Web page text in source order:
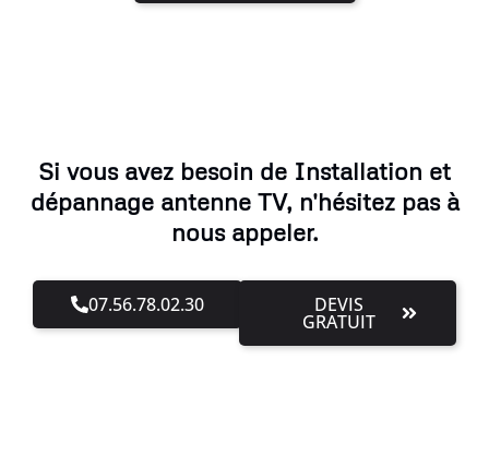
Si vous avez besoin de Installation et
dépannage antenne TV, n'hésitez pas à
nous appeler.
07.56.78.02.30 DEVIS
GRATUIT